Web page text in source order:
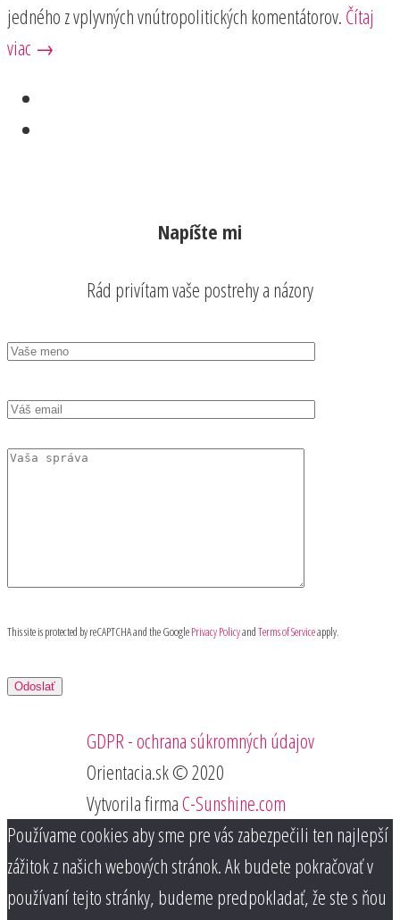
jedného z vplyvných vnútropolitických komentátorov. Čítaj
viac →
Napíšte mi
Rád privítam vaše postrehy a názory
This site is protected by reCAPTCHA and the GooglePrivacy PolicyandTerms of Serviceapply.
GDPR - ochrana súkromných údajov
Orientacia.sk © 2020
Vytvorila firmaC-Sunshine.com
Používame cookies aby sme pre vás zabezpečili ten najlepší
zážitok z našich webových stránok. Ak budete pokračovať v
používaní tejto stránky, budeme predpokladať, že ste s ňou